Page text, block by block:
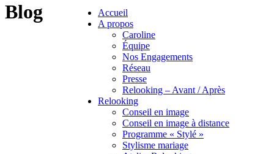
Accueil
A propos
Caroline
Équipe
Nos Engagements
Réseau
Presse
Relooking – Avant / Après
Relooking
Conseil en image
Conseil en image à distance
Programme « Stylé »
Stylisme mariage
Blog